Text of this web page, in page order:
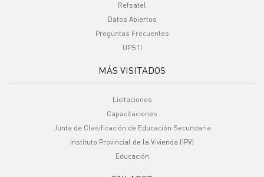
Refsatel
Datos Abiertos
Preguntas Frecuentes
UPSTI
MÁS VISITADOS
Licitaciones
Capacitaciones
Junta de Clasificación de Educación Secundaria
Instituto Provincial de la Vivienda (IPV)
Educación